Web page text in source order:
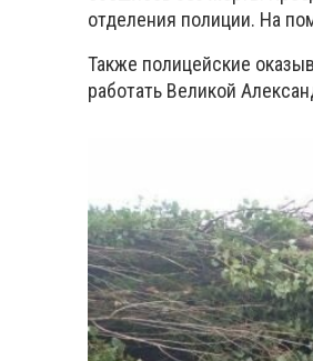
отделения полиции. На
Также полицейские
работать Великой